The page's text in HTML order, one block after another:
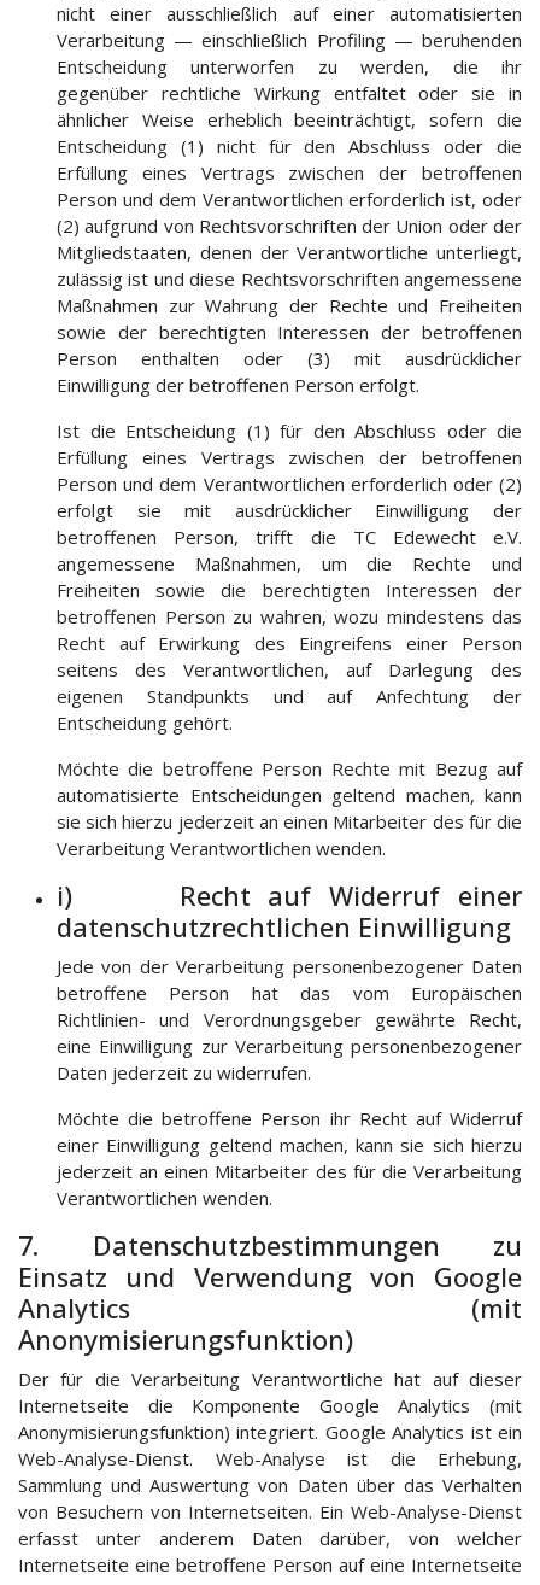
nicht einer ausschließlich auf einer automatisierten
Verarbeitung — einschließlich Profiling — beruhenden
Entscheidung unterworfen zu werden, die ihr
gegenüber rechtliche Wirkung entfaltet oder sie in
ähnlicher Weise erheblich beeinträchtigt, sofern die
Entscheidung (1) nicht für den Abschluss oder die
Erfüllung eines Vertrags zwischen der betroffenen
Person und dem Verantwortlichen erforderlich ist, oder
(2) aufgrund von Rechtsvorschriften der Union oder der
Mitgliedstaaten, denen der Verantwortliche unterliegt,
zulässig ist und diese Rechtsvorschriften angemessene
Maßnahmen zur Wahrung der Rechte und Freiheiten
sowie der berechtigten Interessen der betroffenen
Person enthalten oder (3) mit ausdrücklicher
Einwilligung der betroffenen Person erfolgt.
Ist die Entscheidung (1) für den Abschluss oder die
Erfüllung eines Vertrags zwischen der betroffenen
Person und dem Verantwortlichen erforderlich oder (2)
erfolgt sie mit ausdrücklicher Einwilligung der
betroffenen Person, trifft die TC Edewecht e.V.
angemessene Maßnahmen, um die Rechte und
Freiheiten sowie die berechtigten Interessen der
betroffenen Person zu wahren, wozu mindestens das
Recht auf Erwirkung des Eingreifens einer Person
seitens des Verantwortlichen, auf Darlegung des
eigenen Standpunkts und auf Anfechtung der
Entscheidung gehört.
Möchte die betroffene Person Rechte mit Bezug auf
automatisierte Entscheidungen geltend machen, kann
sie sich hierzu jederzeit an einen Mitarbeiter des für die
Verarbeitung Verantwortlichen wenden.
i) Recht auf Widerruf einer
datenschutzrechtlichen Einwilligung
Jede von der Verarbeitung personenbezogener Daten
betroffene Person hat das vom Europäischen
Richtlinien- und Verordnungsgeber gewährte Recht,
eine Einwilligung zur Verarbeitung personenbezogener
Daten jederzeit zu widerrufen.
Möchte die betroffene Person ihr Recht auf Widerruf
einer Einwilligung geltend machen, kann sie sich hierzu
jederzeit an einen Mitarbeiter des für die Verarbeitung
Verantwortlichen wenden.
7. Datenschutzbestimmungen zu
Einsatz und Verwendung von Google
Analytics (mit
Anonymisierungsfunktion)
Der für die Verarbeitung Verantwortliche hat auf dieser
Internetseite die Komponente Google Analytics (mit
Anonymisierungsfunktion) integriert. Google Analytics ist ein
Web-Analyse-Dienst. Web-Analyse ist die Erhebung,
Sammlung und Auswertung von Daten über das Verhalten
von Besuchern von Internetseiten. Ein Web-Analyse-Dienst
erfasst unter anderem Daten darüber, von welcher
Internetseite eine betroffene Person auf eine Internetseite